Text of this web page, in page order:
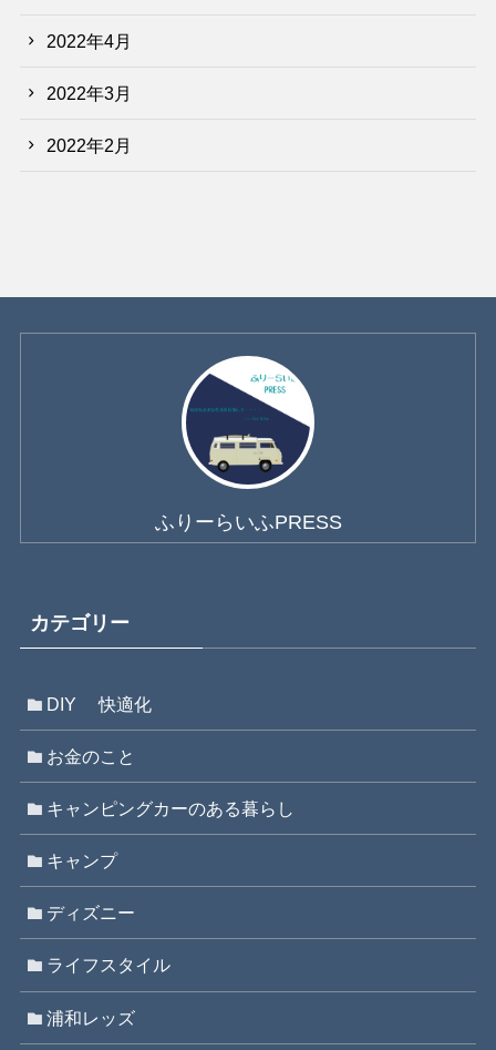
2022年4月
2022年3月
2022年2月
ふりーらいふPRESS
カテゴリー
DIY 快適化
お金のこと
キャンピングカーのある暮らし
キャンプ
ディズニー
ライフスタイル
浦和レッズ